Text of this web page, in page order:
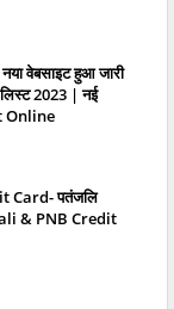
वेबसाइट हुआ जारी
2023 | नई
Online
Card- पतंजलि
& PNB Credit